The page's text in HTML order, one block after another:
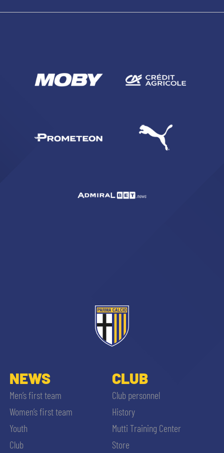
NEWS
Men’s first team
Women’s first team
Youth
Club
CLUB
Club personnel
History
Mutti Training Center
Store